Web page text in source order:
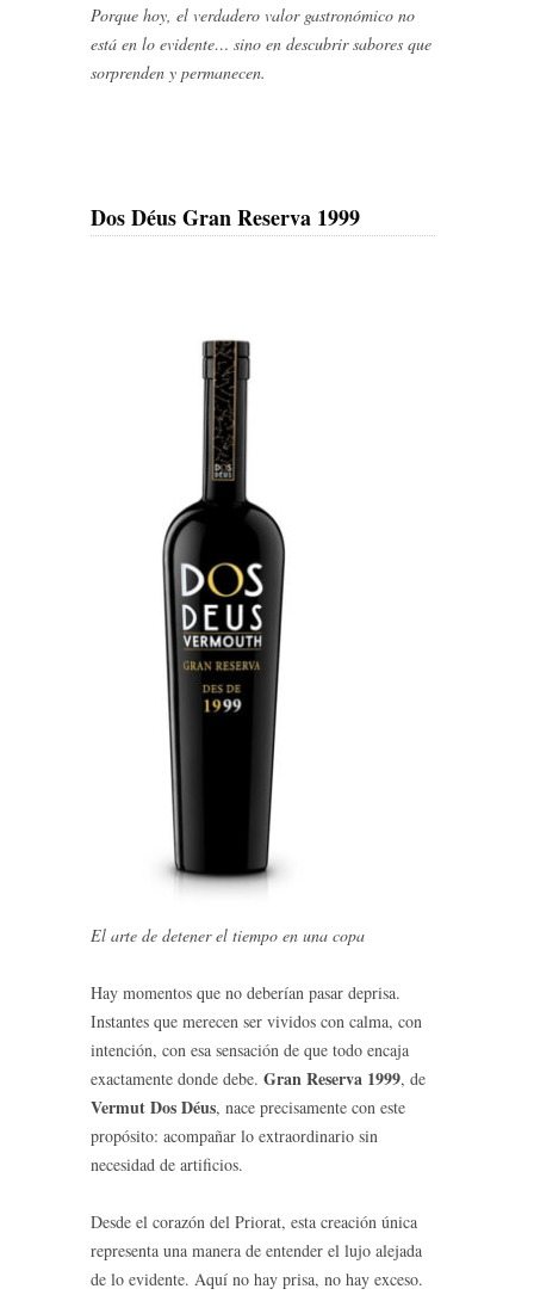
Porque hoy, el verdadero valor gastronómico no
está en lo evidente… sino en descubrir sabores que
sorprenden y permanecen.
Dos Déus Gran Reserva 1999
El arte de detener el tiempo en una copa
Hay momentos que no deberían pasar deprisa.
Instantes que merecen ser vividos con calma, con
intención, con esa sensación de que todo encaja
exactamente donde debe. Gran Reserva 1999, de
Vermut Dos Déus, nace precisamente con este
propósito: acompañar lo extraordinario sin
necesidad de artificios.
Desde el corazón del Priorat, esta creación única
representa una manera de entender el lujo alejada
de lo evidente. Aquí no hay prisa, no hay exceso.